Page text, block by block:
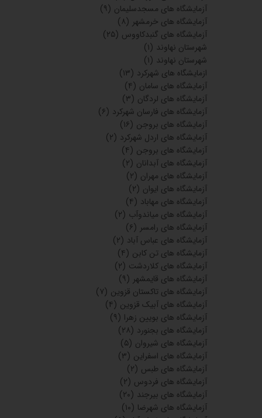
آزمایشگاه های مسجدسلیمان (۹)
آزمایشگاه های خرمشهر (۸)
آزمایشگاه های گنبدکاووس (۲۵)
شهرستان نهاوند (۱)
شهرستان نهاوند (۱)
ازمایشگاه های شهرکرد (۱۳)
آزمایشگاه های سامان (۴)
آزمایشگاه های لردگان (۳)
آزمایشگاه های فارسان شهرکرد (۶)
آزمایشگاه های بروجن (۱۶)
آزمایشگاه های اردل شهرکرد (۲)
آزمایشگاه های بروجن (۴)
آزمایشگاه های آبدانان (۲)
آزمایشگاه های مهران (۲)
آزمایشگاه های ایوان (۲)
آزمایشگاه های مهاباد (۴)
آزمایشگاه های میاندوآب (۲)
آزمایشگاه های رامسر (۶)
آزمایشگاه های عباس آباد (۲)
آزمایشگاه های تن کابن (۴)
آزمایشگاه های کلاردشت (۲)
آزمایشگاه های قایمشهر (۹)
آزمایشگاه های تاکستان قزوین (۷)
آزمایشگاه های آبیک قزوین (۴)
آزمایشگاه های بویین زهرا (۹)
آزمایشگاه های بجنورد (۲۸)
آزمایشگاه های شیروان (۵)
آزمایشگاه های اسفراین (۳)
آزمایشگاه های طبس (۲)
آزمایشگاه های فردوس (۲)
آزمایشگاه های بیرجند (۲۰)
آزمایشگاه های شهرضا (۱۰)